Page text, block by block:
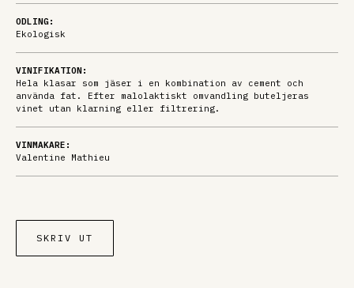
ODLING:
Ekologisk
VINIFIKATION:
Hela klasar som jäser i en kombination av cement och
använda fat. Efter malolaktiskt omvandling buteljeras
vinet utan klarning eller filtrering.
VINMAKARE:
Valentine Mathieu
SKRIV UT